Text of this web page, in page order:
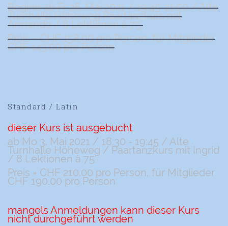
Beginn ab Fr 28. Mai 2021 / 19:45-21:00 / Alte
Turnhalle Höheweg Paartanzkurs mit
Armando / 6 Lektionen à 75'
Preis = CHF 158.00 pro Person, für Mitglieder
CHF 143.00 pro Person
Standard / Latin
dieser Kurs ist ausgebucht
ab Mo 3. Mai 2021 / 18:30 - 19:45 / Alte
Turnhalle Höheweg / Paartanzkurs mit Ingrid
/ 8 Lektionen à 75'
Preis = CHF 210.00 pro Person, für Mitglieder
CHF 190.00 pro Person
mangels Anmeldungen kann dieser Kurs
nicht durchgeführt werden